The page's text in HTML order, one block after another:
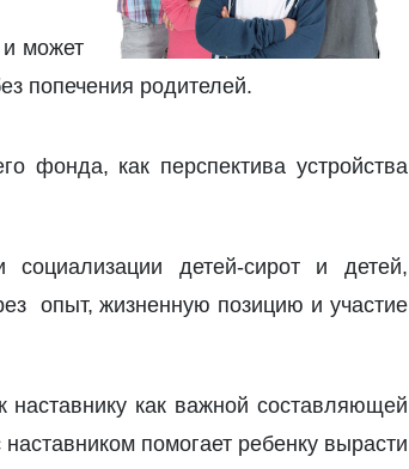
и может
попечения родителей.
фонда, как перспектива устройства
детей-сирот и детей,
опыт, жизненную позицию и участие
наставнику как важной составляющей
помогает ребенку вырасти